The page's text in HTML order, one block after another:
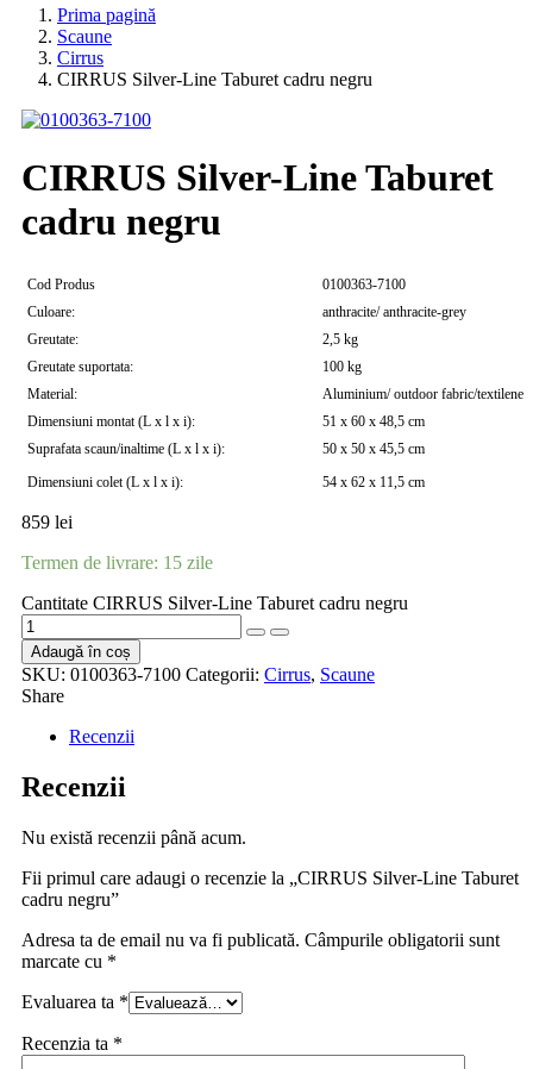
Prima pagină
Scaune
Cirrus
CIRRUS Silver-Line Taburet cadru negru
CIRRUS Silver-Line Taburet
cadru negru
Cod Produs
0100363-7100
Culoare:
anthracite/ anthracite-grey
Greutate:
2,5 kg
Greutate suportata:
100 kg
Material:
Aluminium/ outdoor fabric/textilene
Dimensiuni montat (L x l x i):
51 x 60 x 48,5 cm
Suprafata scaun/inaltime (L x l x i):
50 x 50 x 45,5 cm
Dimensiuni colet (L x l x i):
54 x 62 x 11,5 cm
859 lei
Termen de livrare: 15 zile
Cantitate CIRRUS Silver-Line Taburet cadru negru
Adaugă în coș
SKU: 0100363-7100 Categorii: Cirrus, Scaune
Share
Recenzii
Recenzii
Nu există recenzii până acum.
Fii primul care adaugi o recenzie la „CIRRUS Silver-Line Taburet
cadru negru”
Adresa ta de email nu va fi publicată. Câmpurile obligatorii sunt
marcate cu *
Evaluarea ta *
Recenzia ta *